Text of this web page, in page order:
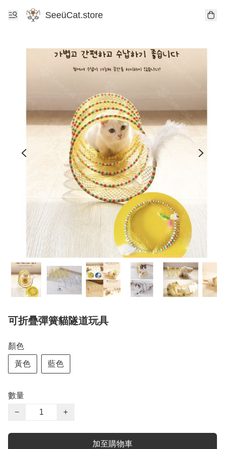
SeeüCat.store
可折疊彈簧貓隧道玩具
顏色
黃色 藍色
數量
−
+
加至購物車